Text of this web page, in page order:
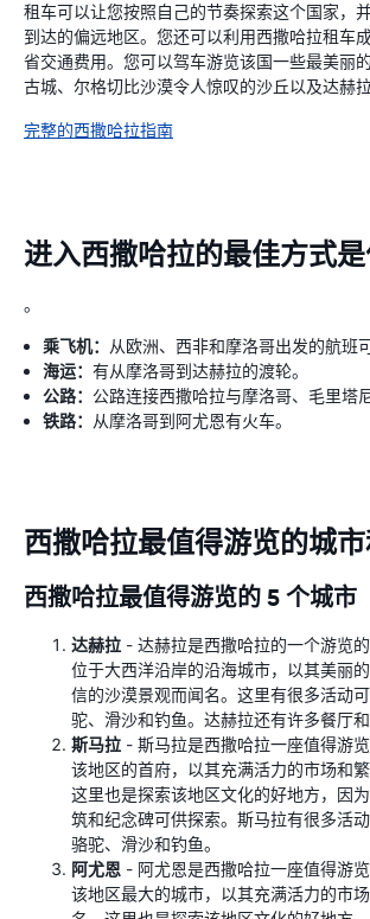
租车可以让您按照自己的节奏探索这个国家，
到达的偏远地区。您还可以利用西撒哈拉租车
省交通费用。您可以驾车游览该国一些最美丽
古城、尔格切比沙漠令人惊叹的沙丘以及达赫
完整的西撒哈拉指南
进入西撒哈拉的最佳方式是
。
乘飞机：
从欧洲、西非和摩洛哥出发的航班
海运： 有从摩洛哥到达赫拉的渡轮。
公路： 公路连接西撒哈拉与摩洛哥、毛里塔
铁路：
从摩洛哥到阿尤恩有火车。
西撒哈拉最值得游览的城
西撒哈拉最值得游览的 5 个城市
达赫拉 - 达赫拉是西撒哈拉的一个游览
位于大西洋沿岸的沿海城市，以其美丽
信的沙漠景观而闻名。这里有很多活动
驼、滑沙和钓鱼。达赫拉还有许多餐厅和
斯马拉 - 斯马拉是西撒哈拉一座值得游
该地区的首府，以其充满活力的市场和繁
这里也是探索该地区文化的好地方，因
筑和纪念碑可供探索。斯马拉有很多活
骆驼、滑沙和钓鱼。
阿尤恩 - 阿尤恩是西撒哈拉一座值得游
该地区最大的城市，以其充满活力的市